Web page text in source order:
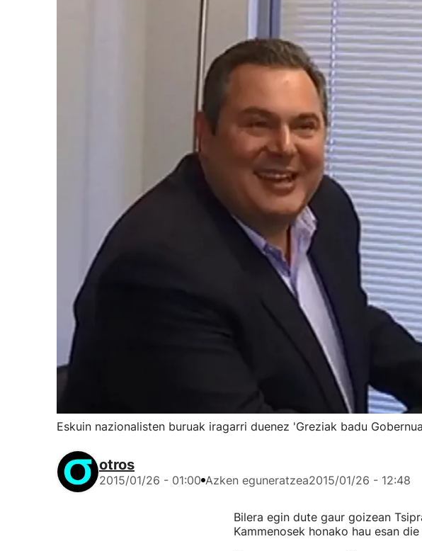
Eskuin nazionalisten buruak iragarri duenez 'Greziak badu
otros
2015/01/26 - 01:00 Azken eguneratzea2015/01/26 - 12:48
Bilera egin dute gaur goizean
Kammenosek honako hau esan